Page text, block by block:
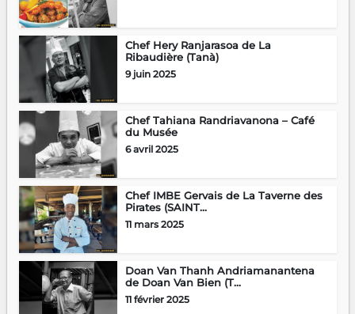
Chef Hery Ranjarasoa de La
Ribaudière (Tanà)
9 juin 2025
Chef Tahiana Randriavanona – Café
du Musée
6 avril 2025
Chef IMBE Gervais de La Taverne des
Pirates (SAINT...
11 mars 2025
Doan Van Thanh Andriamanantena
de Doan Van Bien (T...
11 février 2025